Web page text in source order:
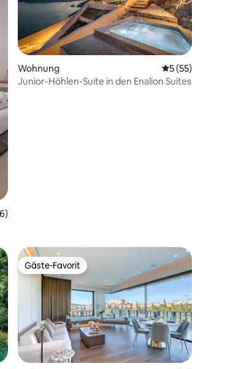
Bewertung: 4,95 von 5, 156 Bewertungen
Wohnung Durchschnittliche
5 (55)
Junior-Höhlen-Suite in den Enalion Suites
Gäste-Favorit
Gäste-Favorit